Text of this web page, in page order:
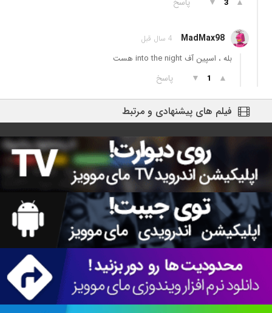
3
MadMax98 4 سال قبل
بله ، اسپین آف into the night هست
▲
1
▼ پاسخ
فیلم های پیشنهادی و مرتبط